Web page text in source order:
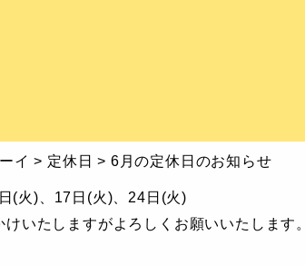
イ > 定休日 > 6月の定休日のお知らせ
(火)、17日(火)、24日(火)
けいたしますがよろしくお願いいたします。